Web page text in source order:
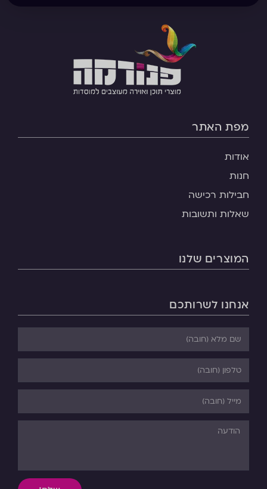
מפת האתר
אודות
חנות
חבילות רכישה
שאלות ותשובות
המוצרים שלנו
אנחנו לשרותכם